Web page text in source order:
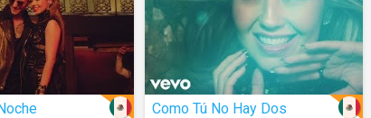
Como Tú No Hay Dos